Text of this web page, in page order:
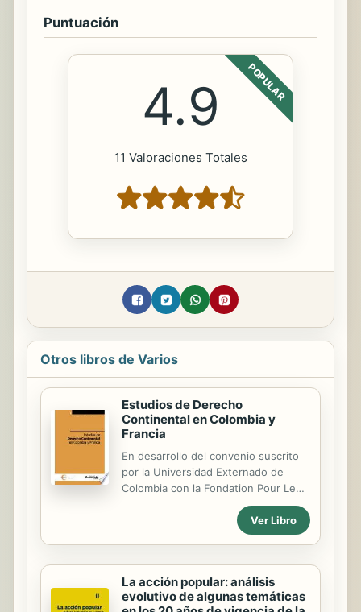
Puntuación
POPULAR
4.9
11 Valoraciones Totales
Otros libros de Varios
Estudios de Derecho
Continental en Colombia y
Francia
En desarrollo del convenio suscrito
por la Universidad Externado de
Colombia con la Fondation Pour Le
Droit Continental de Francia, el
Grupo de Investigación en Derecho y
Economía del Departamento de
comunidad académica este texto
como un primer resultado del
proyecto de investigación sobre
Ver Libro
La acción popular: análisis
evolutivo de algunas temáticas